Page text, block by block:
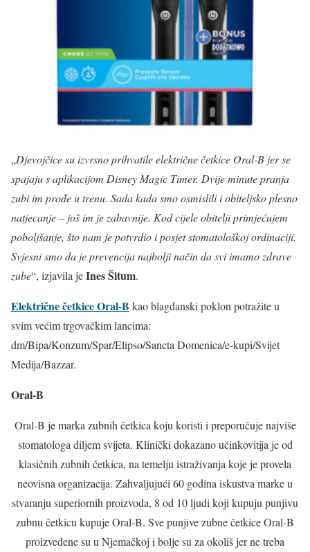
„Djevojčice su izvrsno prihvatile električne četkice Oral-B jer se
spajaju s aplikacijom Disney Magic Timer. Dvije minute pranja
zubi im prođe u trenu. Sada kada smo osmislili i obiteljsko plesno
natjecanje – još im je zabavnije. Kod cijele obitelji primjećujem
poboljšanje, što nam je potvrdio i posjet stomatološkoj ordinaciji.
Svjesni smo da je prevencija najbolji način da svi imamo zdrave
zube“, izjavila jeInes Šitum.
Električne četkice Oral-B kao blagdanski poklon potražite u
svim većim trgovačkim lancima:
dm/Bipa/Konzum/Spar/Elipso/Sancta Domenica/e-kupi/Svijet
Medija/Bazzar.
Oral-B
Oral-B je marka zubnih četkica koju koristi i preporučuje najviše
stomatologa diljem svijeta. Klinički dokazano učinkovitija je od
klasičnih zubnih četkica, na temelju istraživanja koje je provela
neovisna organizacija. Zahvaljujući 60 godina iskustva marke u
stvaranju superiornih proizvoda, 8 od 10 ljudi koji kupuju punjivu
zubnu četkicu kupuje Oral-B. Sve punjive zubne četkice Oral-B
proizvedene su u Njemačkoj i bolje su za okoliš jer ne treba